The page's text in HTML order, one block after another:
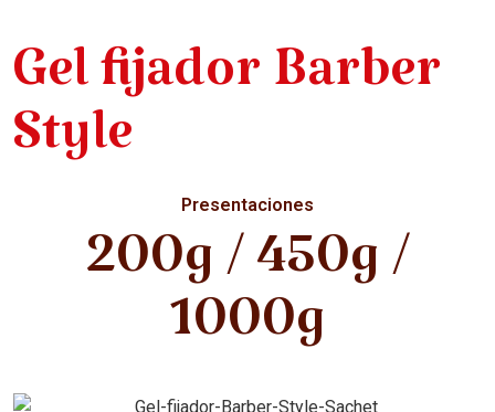
Gel fijador Barber
Style
Presentaciones
200g / 450g /
1000g